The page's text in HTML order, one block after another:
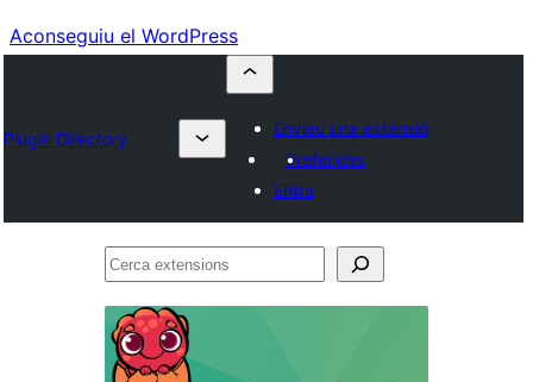
Aconseguiu el WordPress
Plugin Directory
Envieu una extensió
Preferides
Entra
Cerca